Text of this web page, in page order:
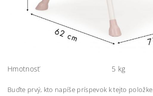
Hmotnosť 5 kg
Buďte prvý, kto napíše príspevok k tejto položke.